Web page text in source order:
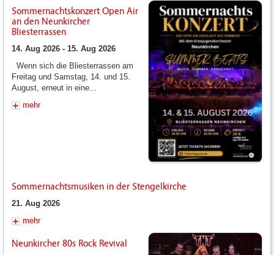
Sommernachtskonzert Open Air
an den Neunkircher
Bliesterrassen
14. Aug 2026 - 15. Aug 2026
Wenn sich die Bliesterrassen am
Freitag und Samstag, 14. und 15.
August, erneut in eine...
mehr
Sommernachtsmusiken in der Stengelkirche
21. Aug 2026
mehr
Neunkircher 80s Rock Revival